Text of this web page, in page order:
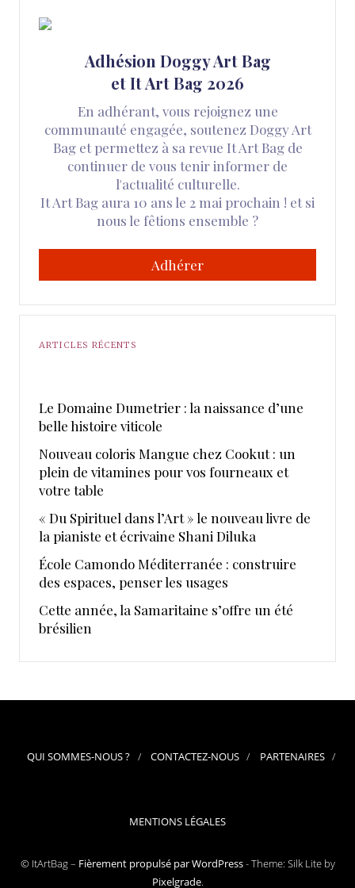
Adhésion Doggy Art Bag
et It Art Bag 2026
En adhérant, vous rejoignez une
communauté engagée, soutenez Doggy Art
Bag et permettez à sa revue It Art Bag de
continuer de vous tenir informer de
l'actualité culturelle.
It Art Bag aura 10 ans le 2 mai prochain ! et si
nous le fêtions ensemble ?
Adhérer
ARTICLES RÉCENTS
Le Domaine Dumetrier : la naissance d’une
belle histoire viticole
Nouveau coloris Mangue chez Cookut : un
plein de vitamines pour vos fourneaux et
votre table
« Du Spirituel dans l’Art » le nouveau livre de
la pianiste et écrivaine Shani Diluka
École Camondo Méditerranée : construire
des espaces, penser les usages
Cette année, la Samaritaine s’offre un été
brésilien
QUI SOMMES-NOUS ? CONTACTEZ-NOUS PARTENAIRES
MENTIONS LÉGALES
© ItArtBag – Fièrement propulsé par WordPress-Theme: Silk Lite by
Pixelgrade.